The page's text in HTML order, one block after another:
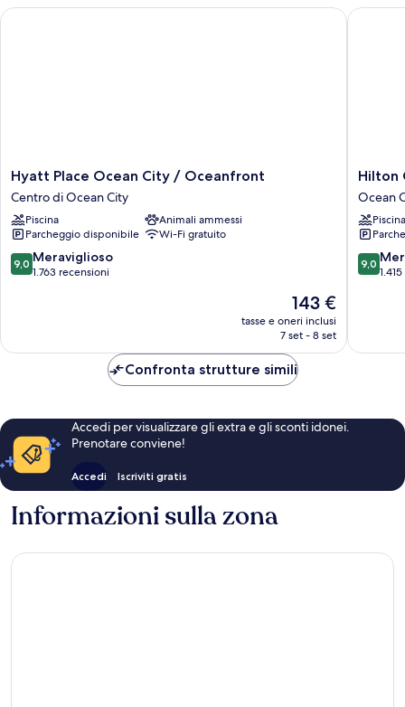
balcone,
Hyatt
Place
Ocean
City
/
Oceanfront
Centro
Hyatt Place Ocean City / Oceanfront
Centro di Ocean City
Piscina
Animali ammessi
Parcheggio disponibile
Wi-Fi gratuito
9.0
su
9,0 Meraviglioso
1.763 recensioni
Il
prezzo
attuale
143 €
143 €
tasse e oneri inclusi
7 set - 8 set
Hyatt Place Ocean City / Oceanfront
Hilton
Garden
Inn
Ocean
City
Ocean
Hilton
Ocean
Piscina
9.0
su
9,0
Hilton
Confronta strutture simili
Accedi per visualizzare gli extra e gli sconti idonei.
Prenotare conviene!
Accedi Iscriviti gratis
Informazioni sulla zona